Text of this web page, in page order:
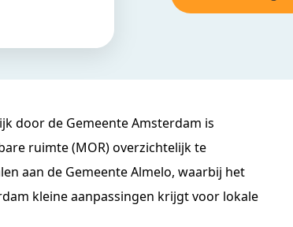
door de Gemeente Amsterdam is
ruimte (MOR) overzichtelijk te
aan de Gemeente Almelo, waarbij het
kleine aanpassingen krijgt voor lokale